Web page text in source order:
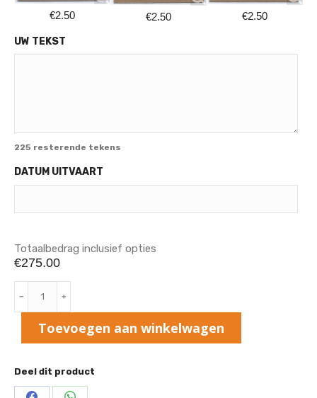
€2.50 €2.50 €2.50
UW TEKST
225 resterende tekens
DATUM UITVAART
Totaalbedrag inclusief opties
€275.00
Druppel
Rood
aantalToevoegen aan winkelwagen
Deel dit product